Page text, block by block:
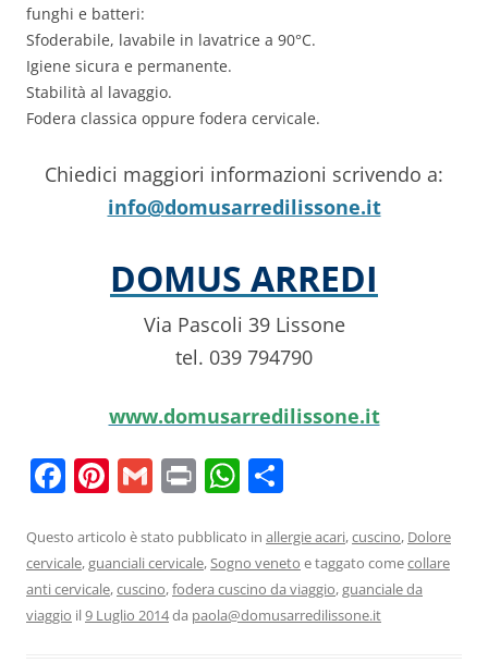
funghi e batteri:
Sfoderabile, lavabile in lavatrice a 90°C.
Igiene sicura e permanente.
Stabilità al lavaggio.
Fodera classica oppure fodera cervicale.
Chiedici maggiori informazioni scrivendo a:
info@domusarredilissone.it
DOMUS ARREDI
Via Pascoli 39 Lissone
tel. 039 794790
www.domusarredilissone.it
F
c
e
b
Pi
er
e
st
G
ai
l
Pr
t
W
at
s
A
n
di
vi
Questo articolo è stato pubblicato in allergie acari,cuscino, Dolore
cervicale,guanciali cervicale,Sogno veneto e taggato comecollare
anti cervicale,cuscino,fodera cuscino da viaggio,guanciale da
viaggio il9 Luglio 2014da paola@domusarredilissone.it